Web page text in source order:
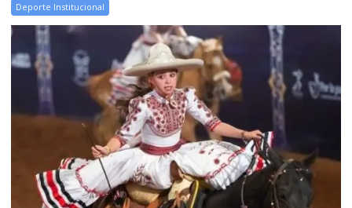
Deporte Institucional